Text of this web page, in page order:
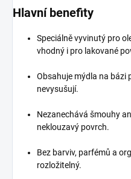
Hlavní benefity
Speciálně vyvinutý pro
vhodný i pro lakované
Obsahuje mýdla na bázi
nevysušují.
Nezanechává šmouhy
neklouzavý povrch.
Bez barviv, parfémů a
rozložitelný.